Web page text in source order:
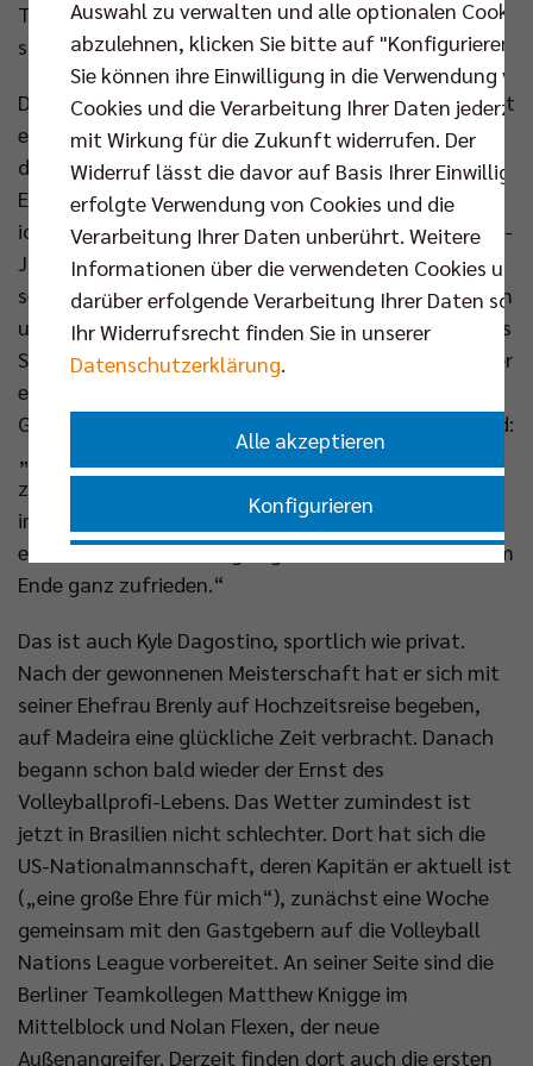
Team so lange wie möglich meinen besten Volleyball
spielen kann“, so Dagostino.
Da schwingt die Erkenntnis mit: Vollends zufrieden ist
er nicht mit seinem ersten Jahr in Berlin, trotz der
drei Titel. „Ich habe zu Beginn meiner Karriere in
Europa viermal gegen Berlin gespielt. Danach habe
ich immer verfolgt, was sie tun“, erinnert sich der 30-
Jährige. „Aber es ist eine ganz andere Erfahrung,
selbst für die BR Volleys anzutreten. Die Organisation
und die Professionalität im Klub kennenzulernen, das
Spielsystem zu verinnerlichen. Ich würde sagen: In der
ersten Saisonhälfte habe ich in erster Linie gelernt.“
Genauso sieht es Geschäftsführer Kaweh Niroomand:
„Kyle hat eine gewisse Zeit gebraucht, sich bei uns
zurechtzufinden. Aber er hat sich im Saisonverlauf
immer weiter verbessert. Gerade in den Playoffs hat
er seine besten Leistungen gebracht. So waren wir am
Ende ganz zufrieden.“
Das ist auch Kyle Dagostino, sportlich wie privat.
Nach der gewonnenen Meisterschaft hat er sich mit
seiner Ehefrau Brenly auf Hochzeitsreise begeben,
auf Madeira eine glückliche Zeit verbracht. Danach
begann schon bald wieder der Ernst des
Volleyballprofi-Lebens. Das Wetter zumindest ist
jetzt in Brasilien nicht schlechter. Dort hat sich die
US-Nationalmannschaft, deren Kapitän er aktuell ist
(„eine große Ehre für mich“), zunächst eine Woche
gemeinsam mit den Gastgebern auf die Volleyball
Nations League vorbereitet. An seiner Seite sind die
Berliner Teamkollegen Matthew Knigge im
Mittelblock und Nolan Flexen, der neue
Außenangreifer. Derzeit finden dort auch die ersten
Auswahl zu verwalten und alle optionalen Cookies
abzulehnen, klicken Sie bitte auf "Konfigurieren".
Sie können ihre Einwilligung in die Verwendung
Cookies und die Verarbeitung Ihrer Daten
mit Wirkung für die Zukunft widerrufen. Der
Widerruf lässt die davor auf Basis Ihrer
erfolgte Verwendung von Cookies und die
Verarbeitung Ihrer Daten unberührt. Weitere
Informationen über die verwendeten Cookies und
darüber erfolgende Verarbeitung Ihrer Daten
Ihr Widerrufsrecht finden Sie in unserer
Datenschutzerklärung.
Alle akzeptieren
Konfigurieren
Nur essenzielle Cookies akzeptieren
Impressum|Datenschutzerklärung